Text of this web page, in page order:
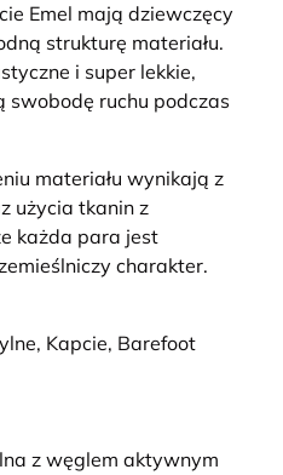
Emel mają dziewczęcy
strukturę materiału.
i super lekkie,
swobodę ruchu podczas
materiału wynikają z
użycia tkanin z
każda para jest
charakter.
Kapcie, Barefoot
z węglem aktywnym